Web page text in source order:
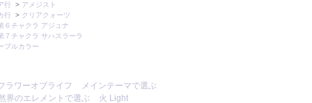
行 > アメジスト
行 > クリアクォーツ
６チャクラ アジュナ
７チャクラ サハスラーラ
プルカラー
ラワーオブライフ
メインテーマで選ぶ
界のエレメントで選ぶ
火 Light